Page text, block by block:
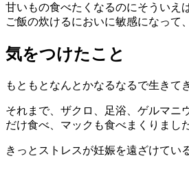
甘いもの食べたくなるのにそういえ
ご飯の炊けるにおいに敏感になって
気をつけたこと
もともとなんとかなるなるで生きて
それまで、ザクロ、足浴、ゲルマニ
だけ食べ、マックも食べまくりました
きっとストレスが妊娠を遠ざけて